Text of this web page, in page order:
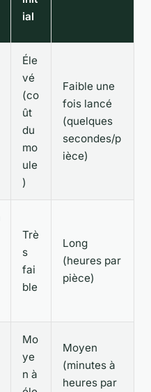
ial
Éle
vé
(co
ût
du
mo
ule
)
Faible une
fois lancé
(quelques
secondes/p
ièce)
Trè
s
fai
ble
Long
(heures par
pièce)
Mo
ye
n à
Moyen
(minutes à
heures par